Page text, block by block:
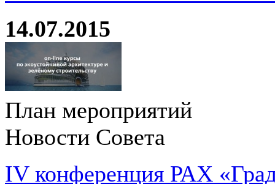
14.07.2015
План мероприятий
Новости Совета
IV конференция РАХ